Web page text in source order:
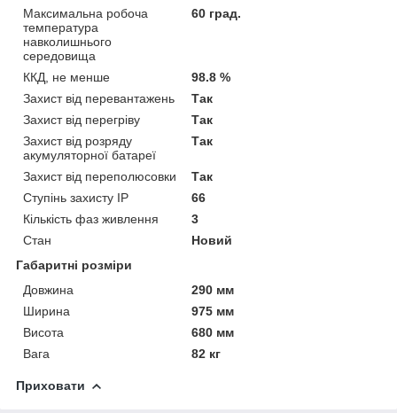
Максимальна робоча
температура
навколишнього
середовища
60 град.
ККД, не менше
98.8 %
Захист від перевантажень
Так
Захист від перегріву
Так
Захист від розряду
акумуляторної батареї
Так
Захист від переполюсовки
Так
Ступінь захисту IP
66
Кількість фаз живлення
3
Стан
Новий
Габаритні розміри
Довжина
290 мм
Ширина
975 мм
Висота
680 мм
Вага
82 кг
Приховати